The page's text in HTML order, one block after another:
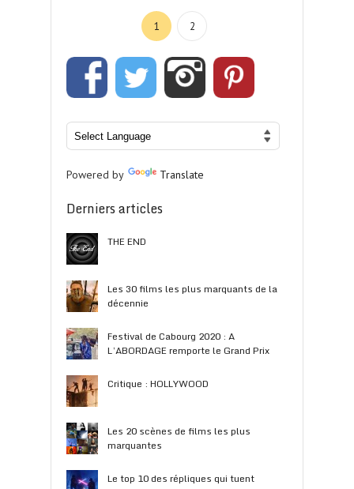
1 2
Powered by Translate
Derniers articles
THE END
Les 30 films les plus marquants de la
décennie
Festival de Cabourg 2020 : A
L’ABORDAGE remporte le Grand Prix
Critique : HOLLYWOOD
Les 20 scènes de films les plus
marquantes
Le top 10 des répliques qui tuent